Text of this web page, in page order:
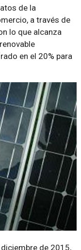
de la
a través de
lo que alcanza
en el 20% para
de 2015,